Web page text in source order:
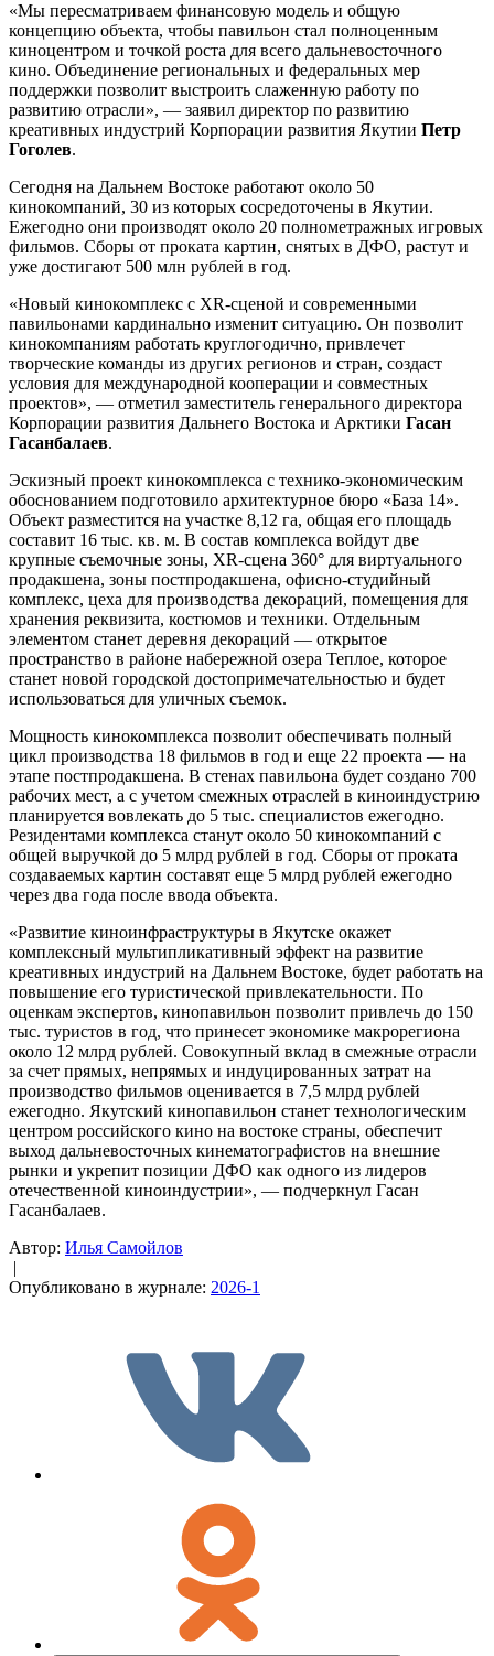
«Мы пересматриваем финансовую модель и общую
концепцию объекта, чтобы павильон стал полноценным
киноцентром и точкой роста для всего дальневосточного
кино. Объединение региональных и федеральных мер
поддержки позволит выстроить слаженную работу по
развитию отрасли», — заявил директор по развитию
креативных индустрий Корпорации развития Якутии Петр
Гоголев.
Сегодня на Дальнем Востоке работают около 50
кинокомпаний, 30 из которых сосредоточены в Якутии.
Ежегодно они производят около 20 полнометражных игровых
фильмов. Сборы от проката картин, снятых в ДФО, растут и
уже достигают 500 млн рублей в год.
«Новый кинокомплекс с XR-сценой и современными
павильонами кардинально изменит ситуацию. Он позволит
кинокомпаниям работать круглогодично, привлечет
творческие команды из других регионов и стран, создаст
условия для международной кооперации и совместных
проектов», — отметил заместитель генерального директора
Корпорации развития Дальнего Востока и Арктики Гасан
Гасанбалаев.
Эскизный проект кинокомплекса с технико-экономическим
обоснованием подготовило архитектурное бюро «База 14».
Объект разместится на участке 8,12 га, общая его площадь
составит 16 тыс. кв. м. В состав комплекса войдут две
крупные съемочные зоны, XR-сцена 360° для виртуального
продакшена, зоны постпродакшена, офисно-студийный
комплекс, цеха для производства декораций, помещения для
хранения реквизита, костюмов и техники. Отдельным
элементом станет деревня декораций — открытое
пространство в районе набережной озера Теплое, которое
станет новой городской достопримечательностью и будет
использоваться для уличных съемок.
Мощность кинокомплекса позволит обеспечивать полный
цикл производства 18 фильмов в год и еще 22 проекта — на
этапе постпродакшена. В стенах павильона будет создано 700
рабочих мест, а с учетом смежных отраслей в киноиндустрию
планируется вовлекать до 5 тыс. специалистов ежегодно.
Резидентами комплекса станут около 50 кинокомпаний с
общей выручкой до 5 млрд рублей в год. Сборы от проката
создаваемых картин составят еще 5 млрд рублей ежегодно
через два года после ввода объекта.
«Развитие киноинфраструктуры в Якутске окажет
комплексный мультипликативный эффект на развитие
креативных индустрий на Дальнем Востоке, будет работать на
повышение его туристической привлекательности. По
оценкам экспертов, кинопавильон позволит привлечь до 150
тыс. туристов в год, что принесет экономике макрорегиона
около 12 млрд рублей. Совокупный вклад в смежные отрасли
за счет прямых, непрямых и индуцированных затрат на
производство фильмов оценивается в 7,5 млрд рублей
ежегодно. Якутский кинопавильон станет технологическим
центром российского кино на востоке страны, обеспечит
выход дальневосточных кинематографистов на внешние
рынки и укрепит позиции ДФО как одного из лидеров
отечественной киноиндустрии», — подчеркнул Гасан
Гасанбалаев.
Автор: Илья Самойлов
|
Опубликовано в журнале: 2026-1